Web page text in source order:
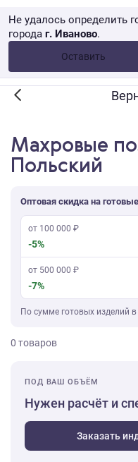
Не удалось определить
города г. Иваново.
Оставить
от 10 000 ₽
Махровые
Польский
Оптовая скидка на
от 100 000 ₽
-5%
от 500 000 ₽
-7%
По сумме готовых изделий в
0 товаров
ПОД ВАШ ОБЪЁМ
Нужен расчёт и
Заказать